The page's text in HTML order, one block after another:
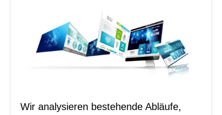
Wir analysieren bestehende Abläufe,